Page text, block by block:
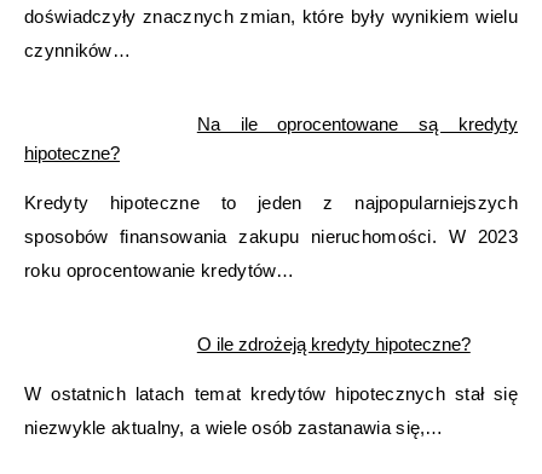
doświadczyły znacznych zmian, które były wynikiem wielu
czynników…
Na ile oprocentowane są kredyty
hipoteczne?
Kredyty hipoteczne to jeden z najpopularniejszych
sposobów finansowania zakupu nieruchomości. W 2023
roku oprocentowanie kredytów…
O ile zdrożeją kredyty hipoteczne?
W ostatnich latach temat kredytów hipotecznych stał się
niezwykle aktualny, a wiele osób zastanawia się,…